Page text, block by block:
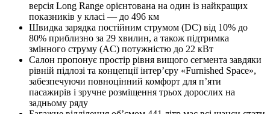
версія Long Range орієнтована на один із найкращих
показників у класі — до 496 км
Швидка зарядка постійним струмом (DC) від 10% до
80% приблизно за 29 хвилин, а також підтримка
змінного струму (AC) потужністю до 22 кВт
Салон пропонує простір рівня вищого сегмента завдяки
рівній підлозі та концепції інтер’єру «Furnished Space»,
забезпечуючи повноцінний комфорт для п’яти
пасажирів і зручне розміщення трьох дорослих на
задньому ряду